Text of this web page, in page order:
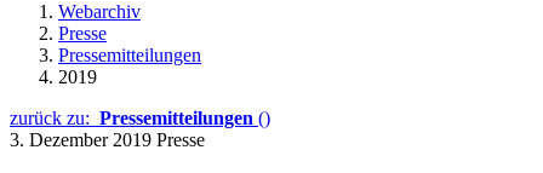
Webarchiv
Presse
Pressemitteilungen
2019
zurück zu: Pressemitteilungen ()
3. Dezember 2019 Presse